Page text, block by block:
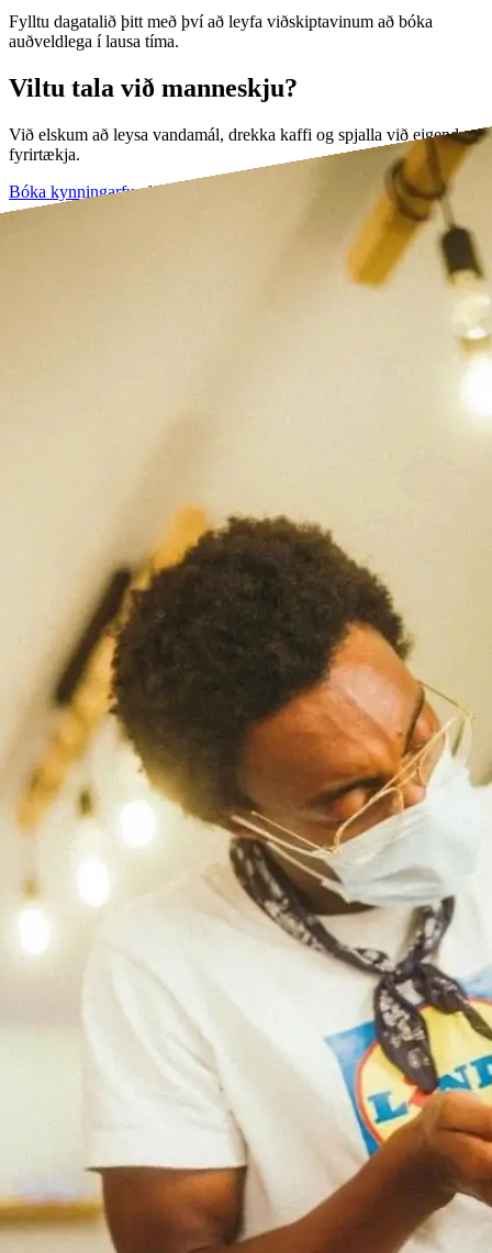
Fylltu dagatalið þitt með því að leyfa viðskiptavinum að bóka
auðveldlega í lausa tíma.
Viltu tala við manneskju?
Við elskum að leysa vandamál, drekka kaffi og spjalla við eigendur
fyrirtækja.
Bóka kynningarfund →